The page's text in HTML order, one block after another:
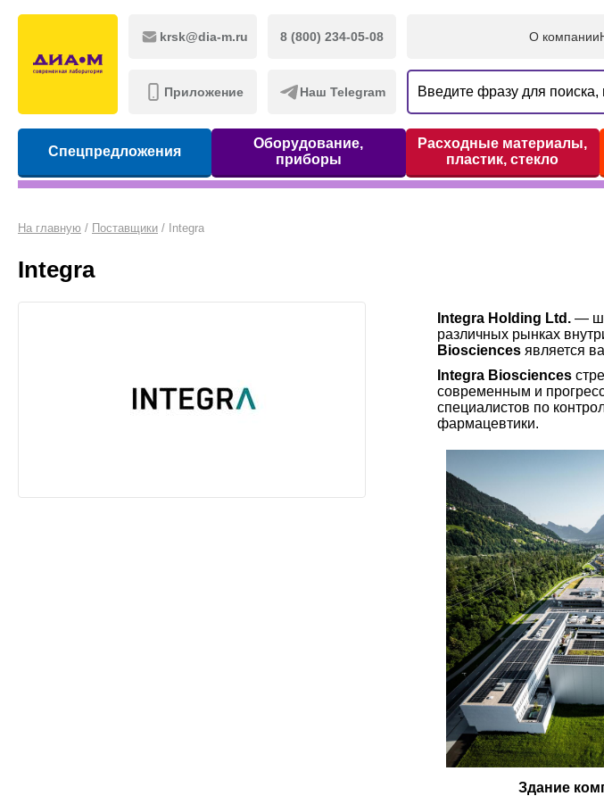
krsk@dia-m.ru 8 (800) 234-05-08
Приложение Наш Telegram
О компании
Спецпредложения
Оборудование,
приборы
Расходные материалы,
пластик, стекло
На главную / Поставщики / Integra
Integra
Integra Holding Ltd. —
различных рынках
Biosciences является
Integra Biosciences
современным и
специалистов по
фармацевтики.
Здание